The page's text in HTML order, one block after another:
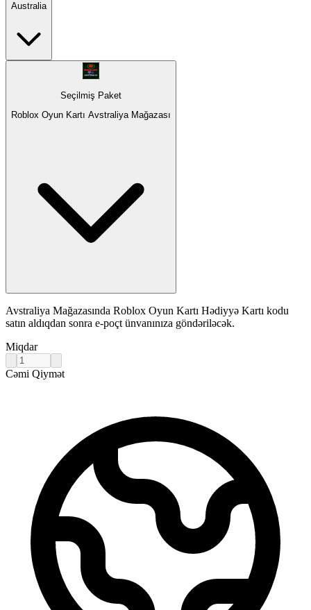
Australia
Seçilmiş Paket
Roblox Oyun Kartı Avstraliya Mağazası
Avstraliya Mağazasında Roblox Oyun Kartı Hədiyyə Kartı kodu
satın aldıqdan sonra e-poçt ünvanınıza göndəriləcək.
Miqdar
Cəmi Qiymət